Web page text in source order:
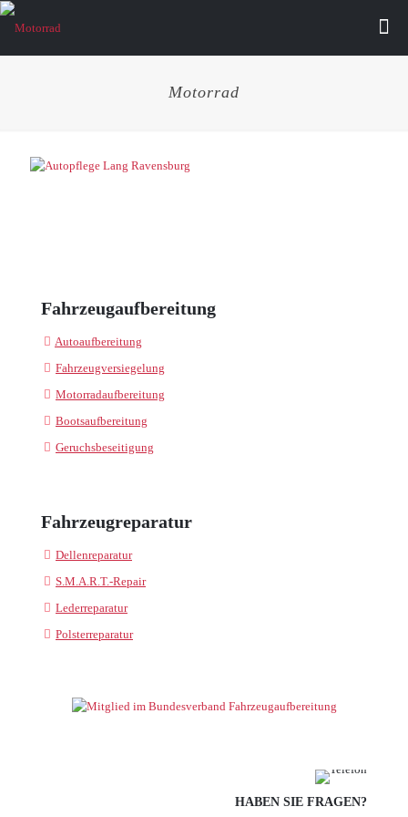
Motorrad
Fahrzeugaufbereitung
Autoaufbereitung
Fahrzeugversiegelung
Motorradaufbereitung
Bootsaufbereitung
Geruchsbeseitigung
Fahrzeugreparatur
Dellenreparatur
S.M.A.R.T.-Repair
Lederreparatur
Polsterreparatur
HABEN SIE FRAGEN?